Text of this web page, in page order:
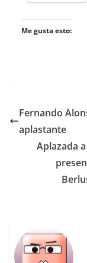
Me gusta esto:
Fernando
aplastante
Aplazada